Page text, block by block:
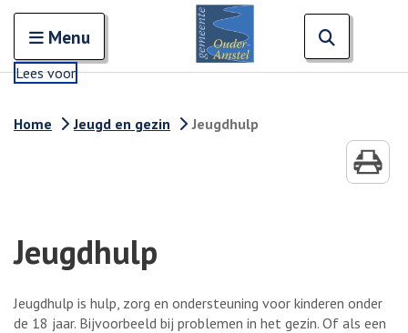
Open en sluit het
Menu
Lees voor
Home Jeugd en gezin Jeugdhulp
Jeugdhulp
Jeugdhulp is hulp, zorg en ondersteuning voor kinderen onder
de 18 jaar. Bijvoorbeeld bij problemen in het gezin. Of als een